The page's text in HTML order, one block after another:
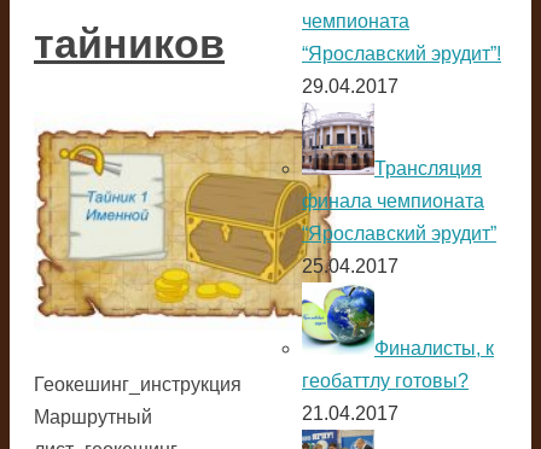
тайников
Геокешинг_инструкция
Маршрутный
чемпионата
“Ярославский эрудит”!
29.04.2017
Трансляция
финала чемпионата
“Ярославский эрудит”
25.04.2017
Финалисты, к
геобаттлу готовы?
21.04.2017